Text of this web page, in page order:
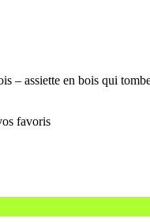
– assiette en bois qui